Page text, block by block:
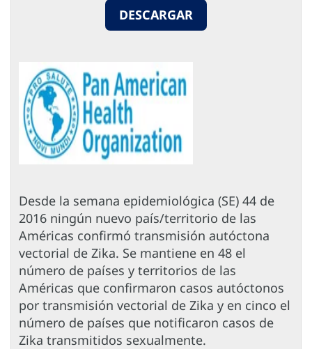
DESCARGAR
Desde la semana epidemiológica (SE) 44 de
2016 ningún nuevo país/territorio de las
Américas confirmó transmisión autóctona
vectorial de Zika. Se mantiene en 48 el
número de países y territorios de las
Américas que confirmaron casos autóctonos
por transmisión vectorial de Zika y en cinco el
número de países que notificaron casos de
Zika transmitidos sexualmente.